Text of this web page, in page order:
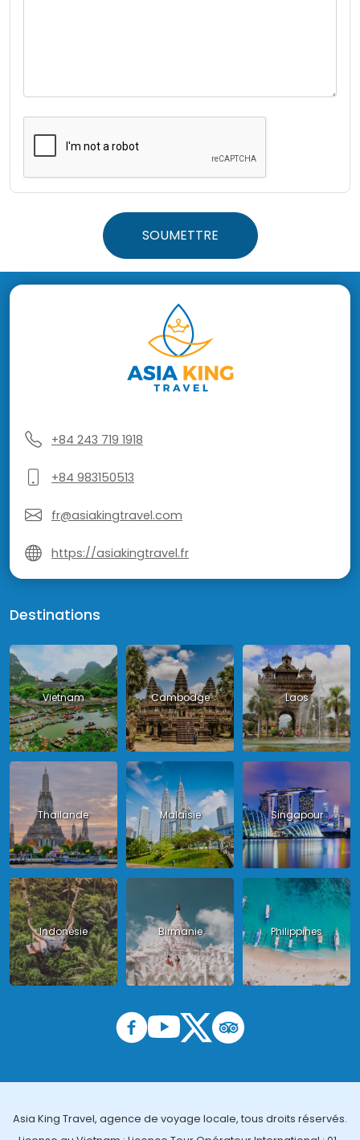
SOUMETTRE
+84 243 719 1918
+84 983150513
fr@asiakingtravel.com
https://asiakingtravel.fr
Destinations
Vietnam Cambodge Laos
Thailande Malaisie Singapour
Indonésie Birmanie Philippines
Asia King Travel, agence de voyage locale, tous droits réservés.